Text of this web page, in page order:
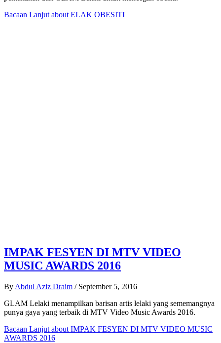
Bacaan Lanjut about ELAK OBESITI
IMPAK FESYEN DI MTV VIDEO
MUSIC AWARDS 2016
By Abdul Aziz Draim / September 5, 2016
GLAM Lelaki menampilkan barisan artis lelaki yang sememangnya
punya gaya yang terbaik di MTV Video Music Awards 2016.
Bacaan Lanjut about IMPAK FESYEN DI MTV VIDEO MUSIC
AWARDS 2016